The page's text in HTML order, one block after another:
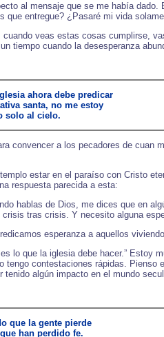
al mensaje que se me había
entregue? ¿Pasaré mi vida
veas estas cosas cumplirse,
tiempo cuando la desesperanza
ahora debe predicar
santa, no me estoy
solo al cielo.
convencer a los pecadores de cuan
estar en el paraíso con Cristo
respuesta parecida a esta:
hablas de Dios, me dices que en
tras crisis. Y necesito alguna
esperanza a aquellos
lo que la iglesia debe hacer.” Estoy
contestaciones rápidas.
algún impacto en el mundo
que la gente pierde
han perdido fe.